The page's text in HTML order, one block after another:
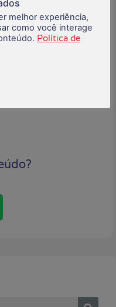
disse a
Caixa está
melhor experiência,
como você interage
Política de